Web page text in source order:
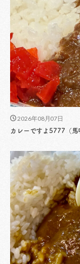
2026年08月07日
カレーですよ5777（